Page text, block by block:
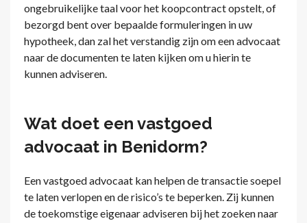
ongebruikelijke taal voor het koopcontract opstelt, of
bezorgd bent over bepaalde formuleringen in uw
hypotheek, dan zal het verstandig zijn om een advocaat
naar de documenten te laten kijken om u hierin te
kunnen adviseren.
Wat doet een vastgoed
advocaat in Benidorm?
Een vastgoed advocaat kan helpen de transactie soepel
te laten verlopen en de risico’s te beperken. Zij kunnen
de toekomstige eigenaar adviseren bij het zoeken naar